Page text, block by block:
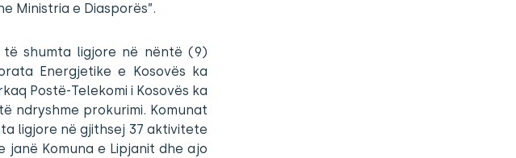
Ministria e Diasporës”.
shumta ligjore në nëntë (9)
Energjetike e Kosovës ka
Postë-Telekomi i Kosovës ka
ndryshme prokurimi. Komunat
ligjore në gjithsej 37 aktivitete
janë Komuna e Lipjanit dhe ajo